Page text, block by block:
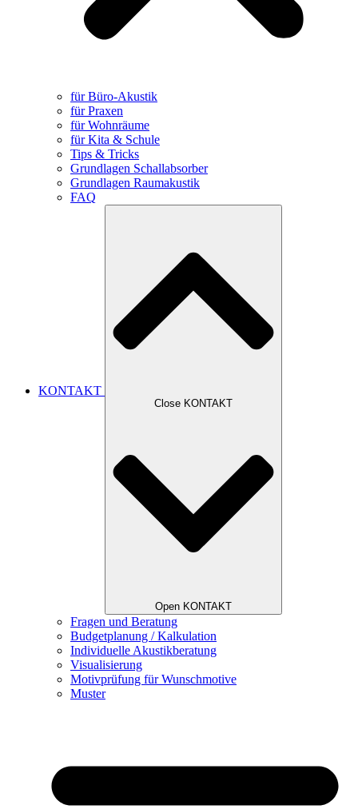
für Büro-Akustik
für Praxen
für Wohnräume
für Kita & Schule
Tips & Tricks
Grundlagen Schallabsorber
Grundlagen Raumakustik
FAQ
KONTAKT
Close KONTAKT
Open KONTAKT
Fragen und Beratung
Budgetplanung / Kalkulation
Individuelle Akustikberatung
Visualisierung
Motivprüfung für Wunschmotive
Muster